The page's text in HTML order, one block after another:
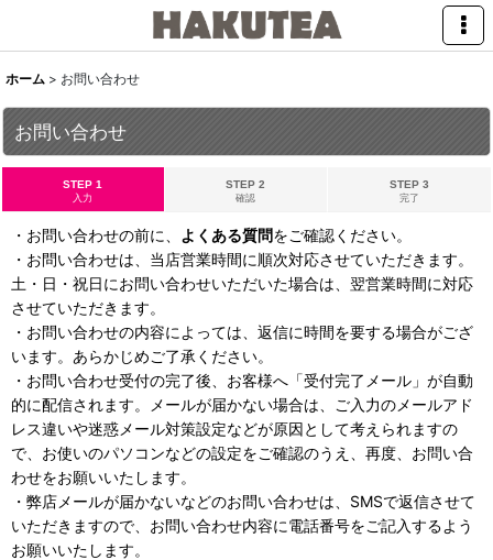
ホーム > お問い合わせ
お問い合わせ
STEP 1
入力
STEP 2
確認
STEP 3
完了
・お問い合わせの前に、 よくある質問をご確認ください。
・お問い合わせは、当店営業時間に順次対応させていただきます。
土・日・祝日にお問い合わせいただいた場合は、翌営業時間に対応
させていただきます。
・お問い合わせの内容によっては、返信に時間を要する場合がござ
います。あらかじめご了承ください。
・お問い合わせ受付の完了後、お客様へ「受付完了メール」が自動
的に配信されます。メールが届かない場合は、ご入力のメールアド
レス違いや迷惑メール対策設定などが原因として考えられますの
で、お使いのパソコンなどの設定をご確認のうえ、再度、お問い合
わせをお願いいたします。
・弊店メールが届かないなどのお問い合わせは、SMSで返信させて
いただきますので、お問い合わせ内容に電話番号をご記入するよう
お願いいたします。